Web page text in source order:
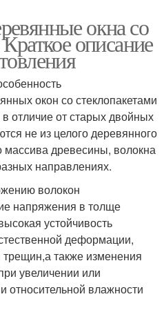
окна со
описание
окон со стеклопакетами
отличие от старых двойных
не из целого деревянного
массива древесины, волокна
направлениях.
волокон
напряжения в толще
устойчивость
деформации,
также изменения
увеличении или
влажности